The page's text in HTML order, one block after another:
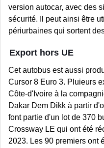
version autocar, avec des
sécurité. Il peut ainsi être
périurbaines qui sortent
Export hors UE
Cet autobus est aussi
Cursor 8 Euro 3. Pluieurs
Côte-d'Ivoire à la
Dakar Dem Dikk à partir
font partie d'un lot de 370
Crossway LE qui ont été
2023. Les 90 premiers ont